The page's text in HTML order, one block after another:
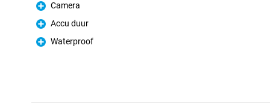
Pro
Camera
Pro
Accu duur
Pro
Waterproof